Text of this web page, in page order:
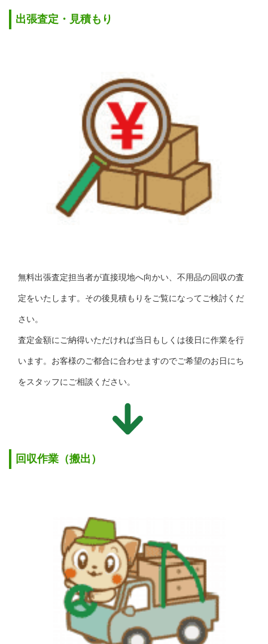
出張査定・見積もり
無料出張査定担当者が直接現地へ向かい、不用品の回収の査
定をいたします。その後見積もりをご覧になってご検討くだ
さい。
査定金額にご納得いただければ当日もしくは後日に作業を行
います。お客様のご都合に合わせますのでご希望のお日にち
をスタッフにご相談ください。
回収作業（搬出）